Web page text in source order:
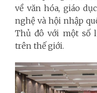
về văn hóa, giáo
nghệ và hội nhập
Thủ đô với một số
trên thế giới.